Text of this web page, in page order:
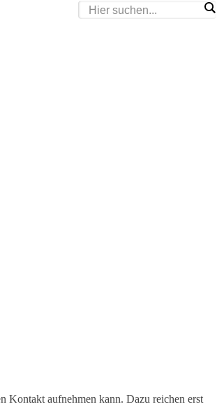
Kontakt aufnehmen kann. Dazu reichen erst